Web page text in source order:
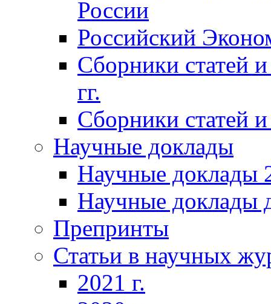
России
Российский
Сборники статей
гг.
Сборники статей
Научные доклады
Научные доклады
Научные доклады
Препринты
Статьи в научных
2021 г.